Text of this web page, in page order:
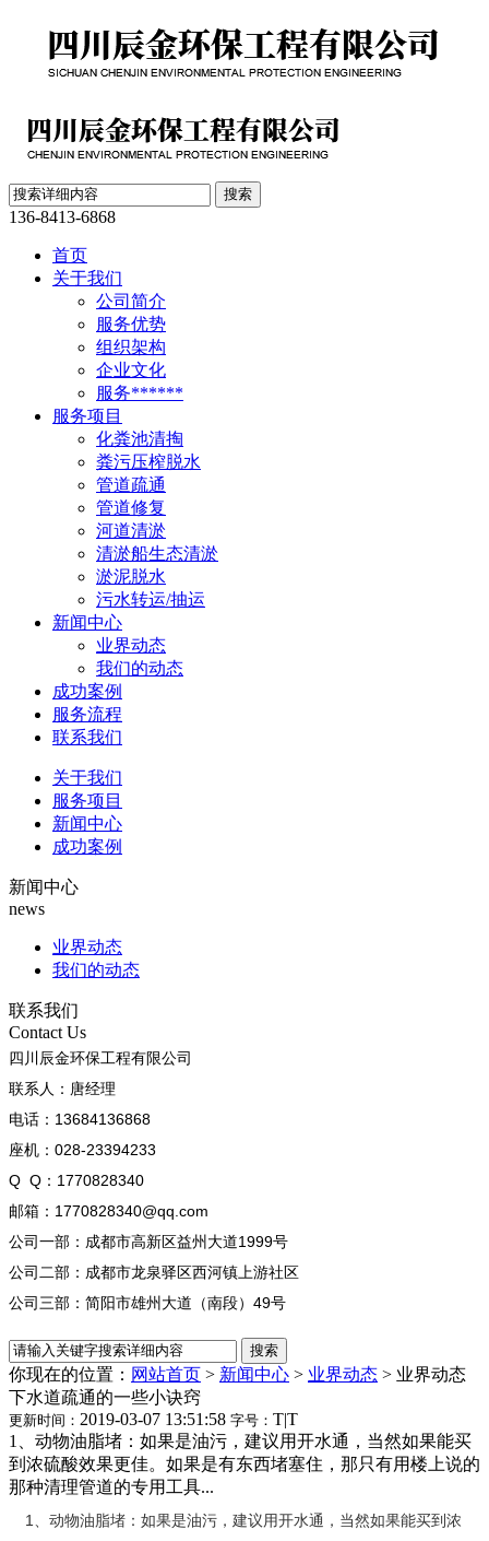
136-8413-6868
首页
关于我们
公司简介
服务优势
组织架构
企业文化
服务******
服务项目
化粪池清掏
粪污压榨脱水
管道疏通
管道修复
河道清淤
清淤船生态清淤
淤泥脱水
污水转运/抽运
新闻中心
业界动态
我们的动态
成功案例
服务流程
联系我们
关于我们
服务项目
新闻中心
成功案例
新闻中心
news
业界动态
我们的动态
联系我们
Contact Us
四川辰金环保工程有限公司
联系人：唐经理
电话：13684136868
座机：028-23394233
Q Q：1770828340
邮箱：1770828340@qq.com
公司一部：成都市高新区益州大道1999号
公司二部：成都市龙泉驿区西河镇上游社区
公司三部：简阳市雄州大道（南段）49号
你现在的位置： 网站首页 > 新闻中心 > 业界动态 > 业界动态
下水道疏通的一些小诀窍
更新时间： 2019-03-07 13:51:58 字号： T|T
1、动物油脂堵：如果是油污，建议用开水通，当然如果能买
到浓硫酸效果更佳。如果是有东西堵塞住，那只有用楼上说的
那种清理管道的专用工具...
1、动物油脂堵：如果是油污，建议用开水通，当然如果能买到浓